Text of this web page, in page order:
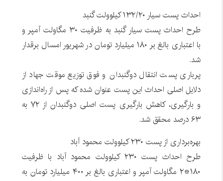
احداث پست سیار ۱۳۲/۲۰ کیلوولت گنبد
طرح احداث پست سیار گنبد به ظرفیت ۳۰ مگاولت آمپر و
با اعتباری بالغ بر ۱۸۰ میلیارد تومان در شهریور امسال برقدار
شد.
پرباری پست انتقال دوگنبدان و فوق توزیع موقت جهاد از
دلایل اصلی احداث این پست عنوان شده که پس از راه‌اندازی
و بارگیری، کاهش بارگیری پست اصلی دوگنبدان از ۷۲ به
۶۳ درصد محقق شد.
بهره‌برداری از پست ۲۳۰ کیلوولت محمود آباد
طرح احداث پست ۲۳۰ کیلوولت محمود آباد با ظرفیت
۱۸۰*۲ مگاولت آمپر و اعتباری بالغ بر ۴۰۰ میلیارد تومان به